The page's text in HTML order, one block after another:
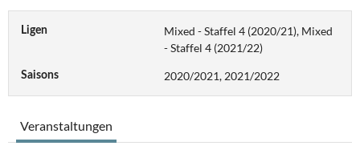
Ligen
Mixed - Staffel 4 (2020/21), Mixed
- Staffel 4 (2021/22)
Saisons 2020/2021, 2021/2022
Veranstaltungen